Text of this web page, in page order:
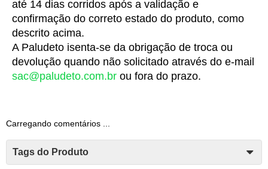
até 14 dias corridos após a validação e
confirmação do correto estado do produto, como
descrito acima.
A Paludeto isenta-se da obrigação de troca ou
devolução quando não solicitado através do e-mail
sac@paludeto.com.br ou fora do prazo.
Carregando comentários ...
Tags do Produto